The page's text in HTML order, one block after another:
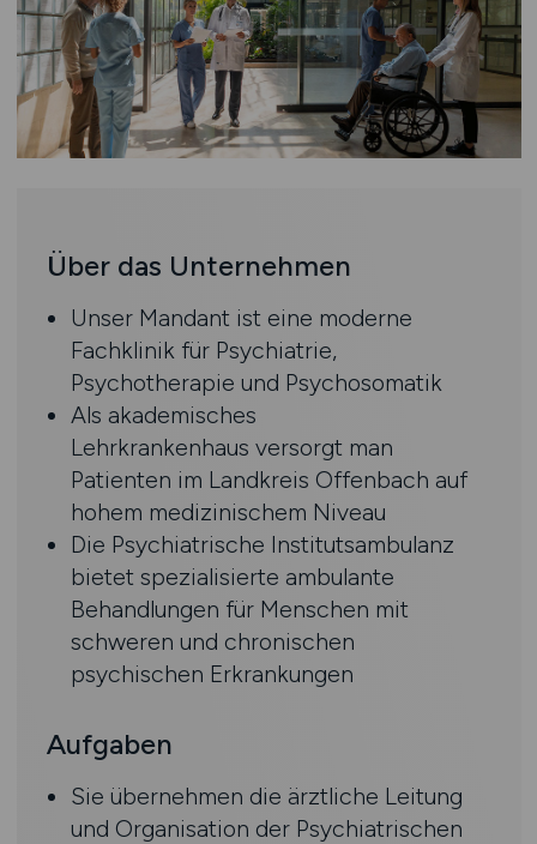
Über das Unternehmen
Unser Mandant ist eine moderne
Fachklinik für Psychiatrie,
Psychotherapie und Psychosomatik
Als akademisches
Lehrkrankenhaus versorgt man
Patienten im Landkreis Offenbach auf
hohem medizinischem Niveau
Die Psychiatrische Institutsambulanz
bietet spezialisierte ambulante
Behandlungen für Menschen mit
schweren und chronischen
psychischen Erkrankungen
Aufgaben
Sie übernehmen die ärztliche Leitung
und Organisation der Psychiatrischen